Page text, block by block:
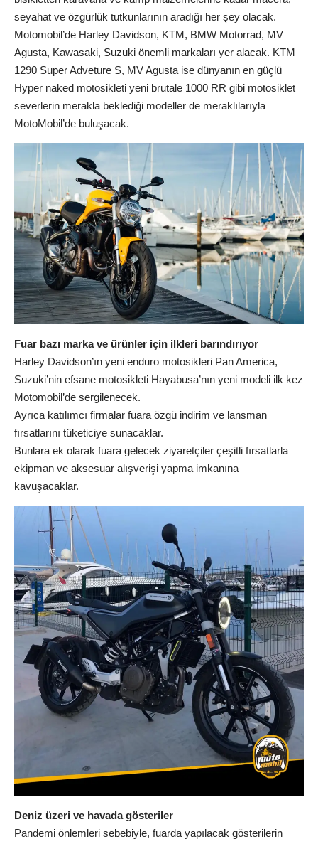
seyahat ve özgürlük tutkunlarının aradığı her şey olacak.
Motomobil’de Harley Davidson, KTM, BMW Motorrad, MV
Agusta, Kawasaki, Suzuki önemli markaları yer alacak. KTM
1290 Super Adveture S, MV Agusta ise dünyanın en güçlü
Hyper naked motosikleti yeni brutale 1000 RR gibi motosiklet
severlerin merakla beklediği modeller de meraklılarıyla
MotoMobil’de buluşacak.
Fuar bazı marka ve ürünler için ilkleri barındırıyor
Harley Davidson’ın yeni enduro motosikleri Pan America,
Suzuki’nin efsane motosikleti Hayabusa’nın yeni modeli ilk kez
Motomobil’de sergilenecek.
Ayrıca katılımcı firmalar fuara özgü indirim ve lansman
fırsatlarını tüketiciye sunacaklar.
Bunlara ek olarak fuara gelecek ziyaretçiler çeşitli fırsatlarla
ekipman ve aksesuar alışverişi yapma imkanına
kavuşacaklar.
Deniz üzeri ve havada gösteriler
Pandemi önlemleri sebebiyle, fuarda yapılacak gösterilerin